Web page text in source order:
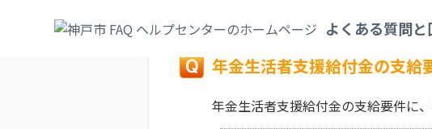
よくある質問と
戻る
年金生活者支援給付金の支給
年金生活者支援給付金の支給要件に